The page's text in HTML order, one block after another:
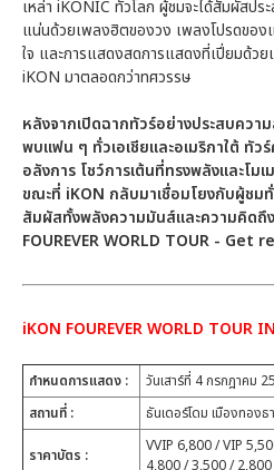
เหล่า iKONIC ทั่วโลก ผู้ชมจะได้สัมผัสปร
แน่นด้วยเพลงฮิตของวง เพลงโปรดของ
ใจ และการแสดงสดการแสดงที่เปี่ยมด้ว
iKON มาตลอดกว่าทศวรรษ
หลังจากเปิดฉากทัวร์อย่างประสบควา
พบแฟน ๆ ทั่วเอเชียและอเมริกาใต้ ทั
อลังการ โชว์การเต้นที่ทรงพลังและโ
ขณะที่ iKON กลับมาเชื่อมโยงกับผู้ชม
สัมผัสทั้งพลังความมันส์และความคิดถึ
FOUREVER WORLD TOUR - Get
iKON FOUREVER WORLD TOUR
กำหนดการแสดง :
วันเสาร์ที่ 4 กรกฎาคม
สถานที่ :
ธันเดอร์โดม เมืองทองธ
ราคาบัตร : VVIP 6,800 / VIP
4,800 / 3,500 / 2,800